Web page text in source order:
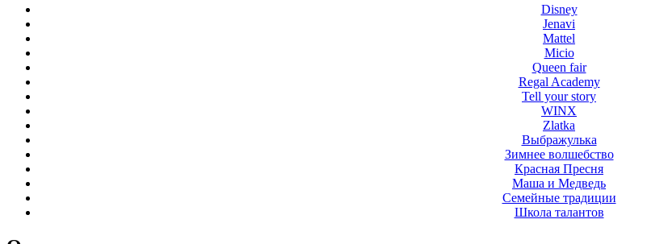
Disney
Jenavi
Mattel
Micio
Queen fair
Regal Academy
Tell your story
WINX
Zlatka
Выбражулька
Зимнее волшебство
Красная Пресня
Маша и Медведь
Семейные традиции
Школа талантов